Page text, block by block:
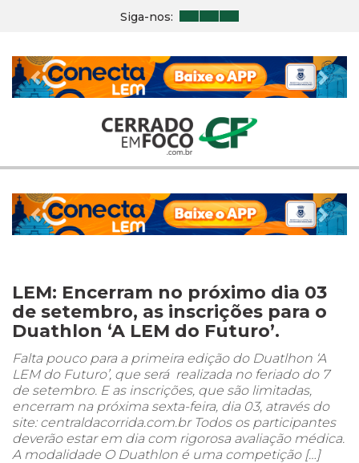
Siga-nos:
Previous Next
Previous Next
LEM: Encerram no próximo dia 03
de setembro, as inscrições para o
Duathlon ‘A LEM do Futuro’.
Falta pouco para a primeira edição do Duatlhon ‘A
LEM do Futuro’, que será realizada no feriado do 7
de setembro. E as inscrições, que são limitadas,
encerram na próxima sexta-feira, dia 03, através do
site: centraldacorrida.com.br Todos os participantes
deverão estar em dia com rigorosa avaliação médica.
A modalidade O Duathlon é uma competição […]